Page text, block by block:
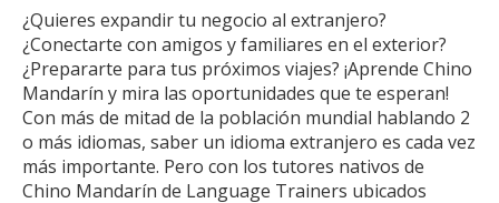
¿Quieres expandir tu negocio al extranjero?
¿Conectarte con amigos y familiares en el exterior?
¿Prepararte para tus próximos viajes? ¡Aprende Chino
Mandarín y mira las oportunidades que te esperan!
Con más de mitad de la población mundial hablando 2
o más idiomas, saber un idioma extranjero es cada vez
más importante. Pero con los tutores nativos de
Chino Mandarín de Language Trainers ubicados